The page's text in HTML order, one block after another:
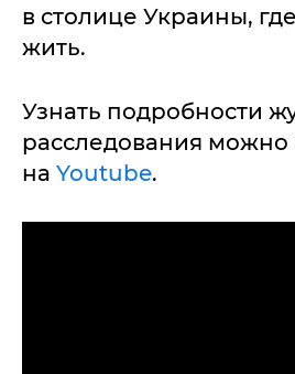
в столице Украины,
жить.
Узнать подробности
расследования можно
на Youtube.